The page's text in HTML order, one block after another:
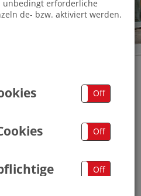
unbedingt erforderliche
de- bzw. aktiviert werden.
Off
Off
Off